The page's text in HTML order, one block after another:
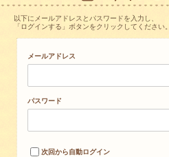
以下にメールアドレスとパスワードを入力し、
「ログインする」ボタンをクリックしてください。
メールアドレス
パスワード
次回から自動ログイン